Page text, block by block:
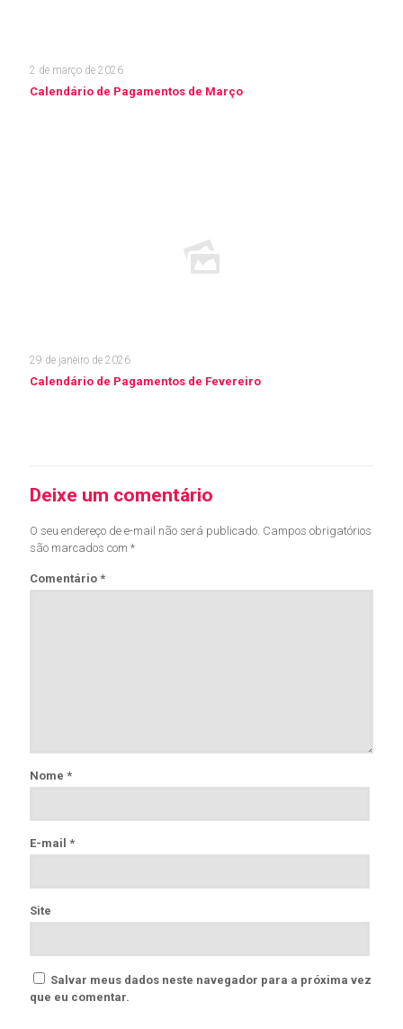
2 de março de 2026
Calendário de Pagamentos de Março
29 de janeiro de 2026
Calendário de Pagamentos de Fevereiro
Deixe um comentário
O seu endereço de e-mail não será publicado. Campos obrigatórios
são marcados com *
Comentário *
Nome *
E-mail *
Site
Salvar meus dados neste navegador para a próxima vez
que eu comentar.